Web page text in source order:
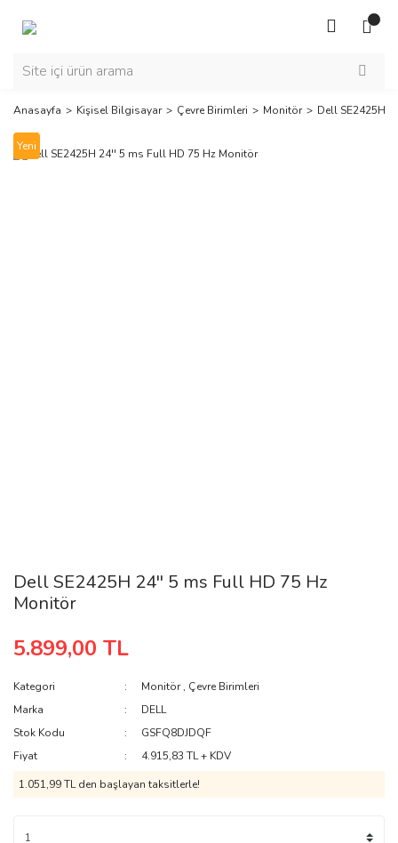
Anasayfa Kişisel Bilgisayar Çevre Birimleri Monitör Dell SE2425H
Yeni
Dell SE2425H 24'' 5 ms Full HD 75 Hz
Monitör
5.899,00 TL
Kategori Monitör, Çevre Birimleri
Marka
DELL
Stok Kodu
GSFQ8DJDQF
Fiyat
4.915,83 TL + KDV
1.051,99 TL den başlayan taksitlerle!